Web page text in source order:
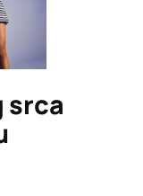
srca